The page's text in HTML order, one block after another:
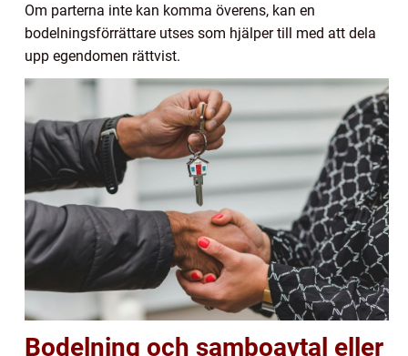
Om parterna inte kan komma överens, kan en
bodelningsförrättare utses som hjälper till med att dela
upp egendomen rättvist.
Bodelning och samboavtal eller